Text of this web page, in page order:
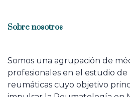
Sobre nosotros
Somos una agrupación de
profesionales en el estudio
reumáticas cuyo objetivo